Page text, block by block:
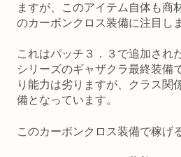
ますが、このアイテム自体も商
のカーボンクロス装備に注目し
これはパッチ３．３で追加され
シリーズのギャザクラ最終装備
り能力は劣りますが、クラス関
備となっています。
このカーボンクロス装備で稼げ